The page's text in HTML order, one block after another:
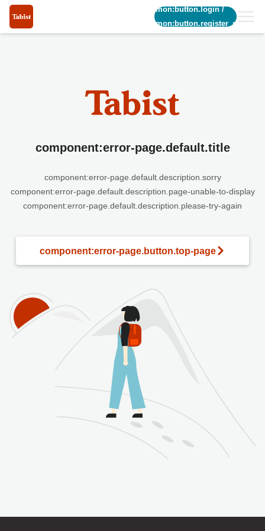
common:button.login/
common:button.register_short
component:error-page.default.title
component:error-page.default.description.sorry
component:error-page.default.description.page-unable-to-display
component:error-page.default.description.please-try-again
component:error-page.button.top-page